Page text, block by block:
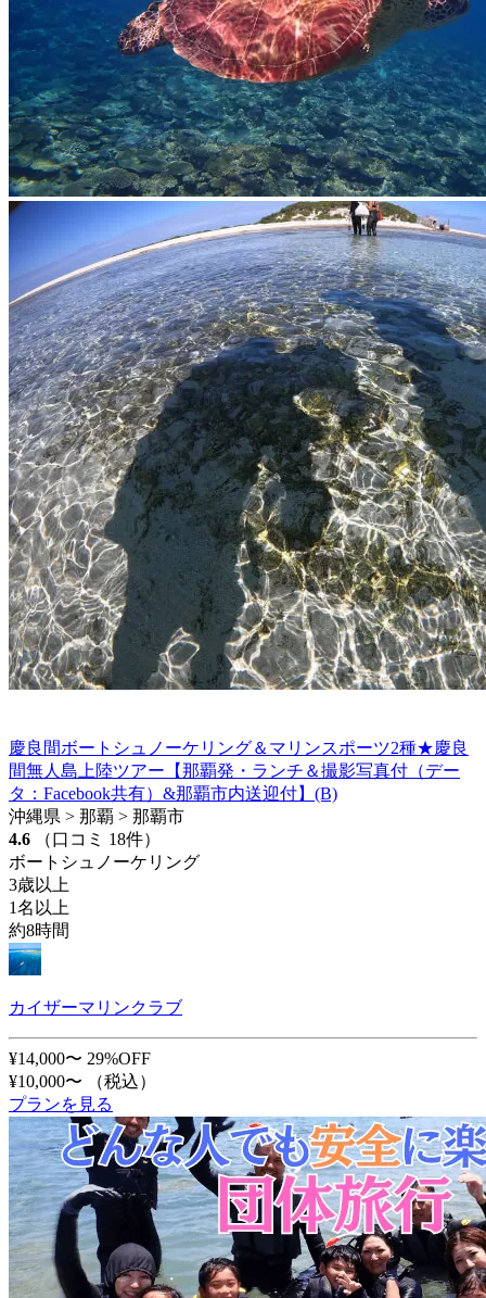
慶良間ボートシュノーケリング＆マリンスポーツ2種★慶良
間無人島上陸ツアー【那覇発・ランチ＆撮影写真付（デー
タ：Facebook共有）&那覇市内送迎付】(B)
沖縄県 > 那覇 > 那覇市
4.6
（口コミ 18件）
ボートシュノーケリング
3歳以上
1名以上
約8時間
カイザーマリンクラブ
¥14,000〜 29%OFF
¥10,000〜
（税込）
プランを見る